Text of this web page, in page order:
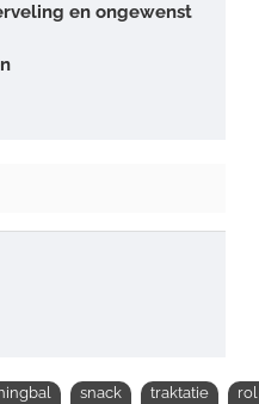
en ongewenst
snack traktatie